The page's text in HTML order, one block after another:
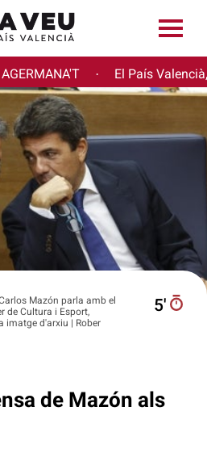
· El País
Mazón parla amb el
de Cultura i Esport,
imatge d'arxiu | Rober
5′
de Mazón als